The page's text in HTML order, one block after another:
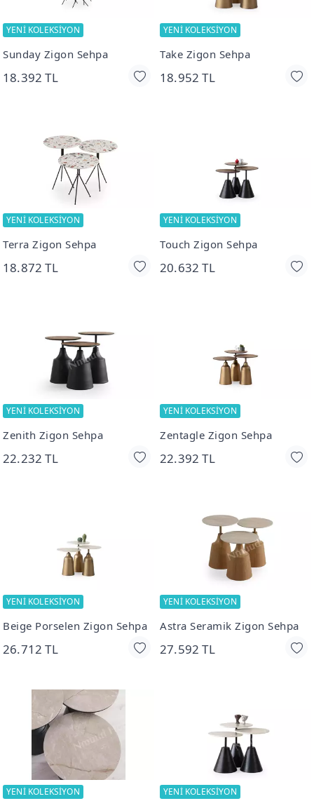
YENİ KOLEKSİYON
Sunday Zigon Sehpa
18.392 TL
YENİ KOLEKSİYON
Take Zigon Sehpa
18.952 TL
YENİ KOLEKSİYON
Terra Zigon Sehpa
18.872 TL
YENİ KOLEKSİYON
Touch Zigon Sehpa
20.632 TL
YENİ KOLEKSİYON
Zenith Zigon Sehpa
22.232 TL
YENİ KOLEKSİYON
Zentagle Zigon Sehpa
22.392 TL
YENİ KOLEKSİYON
Beige Porselen Zigon Sehpa
26.712 TL
YENİ KOLEKSİYON
Astra Seramik Zigon Sehpa
27.592 TL
YENİ KOLEKSİYON YENİ KOLEKSİYON